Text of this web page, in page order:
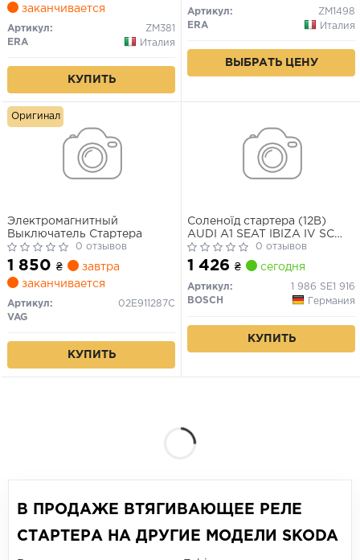
заканчивается
Артикул:
ZM381
ERA
Италия
КУПИТЬ
Артикул:
ZM1498
ERA
Италия
ВЫБРАТЬ ЦЕНУ
Электромагнитный
Выключатель Стартера
0 отзывов
1 850 ₴
завтра
заканчивается
Артикул:
02E911287C
VAG
КУПИТЬ
Оригинал
Соленоїд стартера (12В)
AUDI A1 SEAT IBIZA IV SC
SKODA FABIA II, FABIA III VW
POLO V 1.2/1.4 12.06-05.22
0 отзывов
1 426 ₴ сегодня
Артикул:
1 986 SE1 916
BOSCH
Германия
КУПИТЬ
В ПРОДАЖЕ ВТЯГИВАЮЩЕЕ РЕЛЕ
СТАРТЕРА НА ДРУГИЕ МОДЕЛИ SKODA